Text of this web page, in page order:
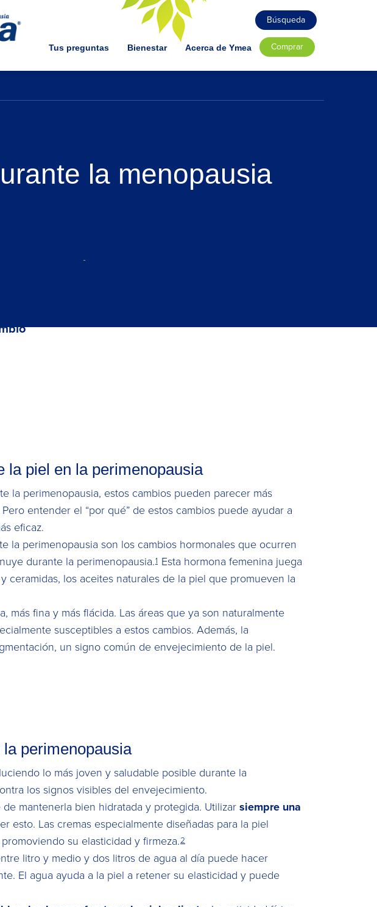
Tus preguntas Bienestar Acerca de Ymea Comprar
Búsqueda
la menopausia
la piel en la perimenopausia
la perimenopausia, estos cambios pueden parecer más
entender el “por qué” de estos cambios puede ayudar a
eficaz.
perimenopausia son los cambios hormonales que ocurren
durante la perimenopausia.1 Esta hormona femenina juega
los aceites naturales de la piel que promueven la
fina y más flácida. Las áreas que ya son naturalmente
susceptibles a estos cambios. Además, la
un signo común de envejecimiento de la piel.
perimenopausia
lo más joven y saludable posible durante la
los signos visibles del envejecimiento.
mantenerla bien hidratada y protegida. Utilizarsiempre una
esto. Las cremas especialmente diseñadas para la piel
su elasticidad y firmeza.2
litro y medio y dos litros de agua al día puede hacer
El agua ayuda a la piel a retener su elasticidad y puede